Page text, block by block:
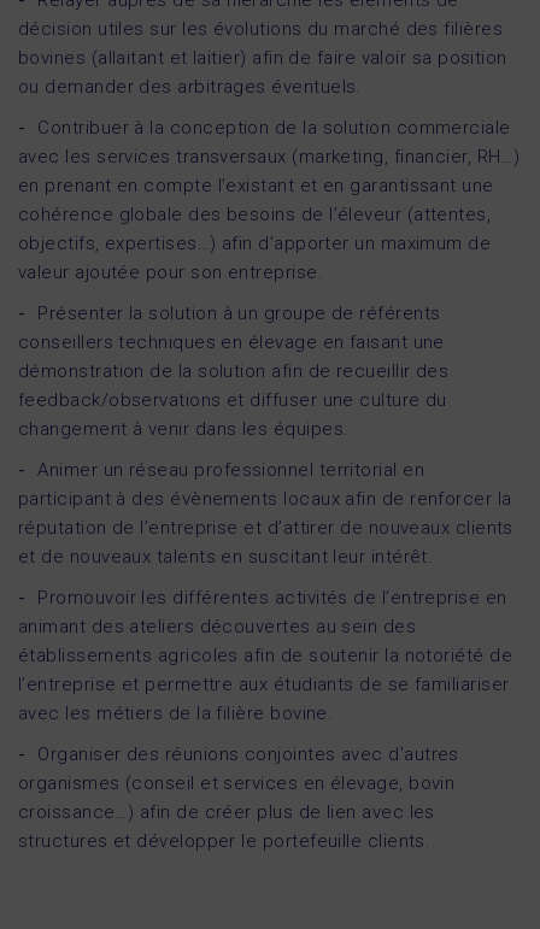
décision utiles sur les évolutions du marché des filières
bovines (allaitant et laitier) afin de faire valoir sa position
ou demander des arbitrages éventuels.
Contribuer à la conception de la solution commerciale
avec les services transversaux (marketing, financier, RH…)
en prenant en compte l’existant et en garantissant une
cohérence globale des besoins de l’éleveur (attentes,
objectifs, expertises…) afin d’apporter un maximum de
valeur ajoutée pour son entreprise.
Présenter la solution à un groupe de référents
conseillers techniques en élevage en faisant une
démonstration de la solution afin de recueillir des
feedback/observations et diffuser une culture du
changement à venir dans les équipes.
Animer un réseau professionnel territorial en
participant à des évènements locaux afin de renforcer la
réputation de l’entreprise et d’attirer de nouveaux clients
et de nouveaux talents en suscitant leur intérêt.
Promouvoir les différentes activités de l’entreprise en
animant des ateliers découvertes au sein des
établissements agricoles afin de soutenir la notoriété de
l’entreprise et permettre aux étudiants de se familiariser
avec les métiers de la filière bovine.
Organiser des réunions conjointes avec d’autres
organismes (conseil et services en élevage, bovin
croissance…) afin de créer plus de lien avec les
structures et développer le portefeuille clients.